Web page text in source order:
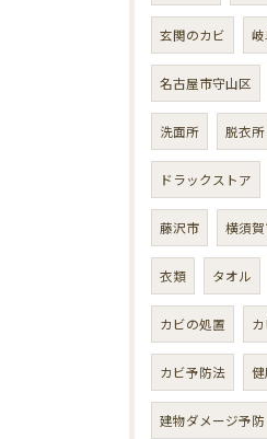
玄関のカビ
名古屋市守山区
洗面所 脱衣所
ドラックストア
藤沢市 横須
衣類 タオル
カビの処置
カビ予防法
建物ダメージ予防